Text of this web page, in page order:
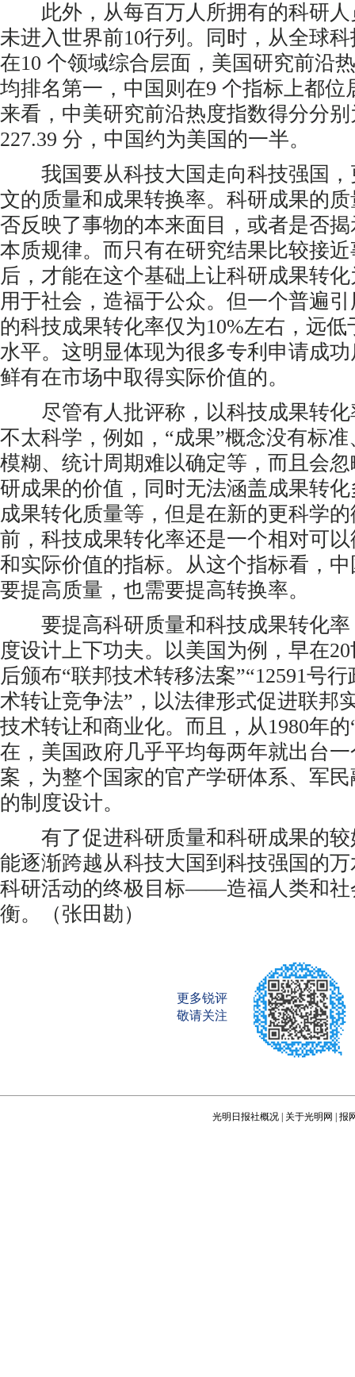
此外，从每百万人所拥有的科研人
未进入世界前10行列。同时，从全球
在10 个领域综合层面，美国研究前沿
均排名第一，中国则在9 个指标上都位
来看，中美研究前沿热度指数得分分别
227.39 分，中国约为美国的一半。
我国要从科技大国走向科技强国，
文的质量和成果转换率。科研成果的
否反映了事物的本来面目，或者是否
本质规律。而只有在研究结果比较接
后，才能在这个基础上让科研成果转
用于社会，造福于公众。但一个普遍
的科技成果转化率仅为10%左右，远低
水平。这明显体现为很多专利申请成
鲜有在市场中取得实际价值的。
尽管有人批评称，以科技成果转化
不太科学，例如，“成果”概念没有标
模糊、统计周期难以确定等，而且会
研成果的价值，同时无法涵盖成果转
成果转化质量等，但是在新的更科学
前，科技成果转化率还是一个相对可
和实际价值的指标。从这个指标看，
要提高质量，也需要提高转换率。
要提高科研质量和科技成果转化率
度设计上下功夫。以美国为例，早在
后颁布“联邦技术转移法案”“12591号
术转让竞争法”，以法律形式促进联邦
技术转让和商业化。而且，从1980年
在，美国政府几乎平均每两年就出台
案，为整个国家的官产学研体系、军
的制度设计。
有了促进科研质量和科研成果的较
能逐渐跨越从科技大国到科技强国的
科研活动的终极目标——造福人类和社
衡。（张田勘）
更多锐评
敬请关注
光明日报社概况 关于光明网 报